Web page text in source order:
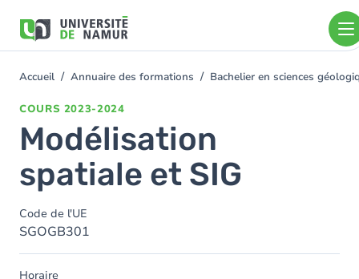
contenu
You
Accueil Annuaire des formations Bachelier en sciences
COURS 2023-2024
Modélisation
spatiale et SIG
Code de l'UE
SGOGB301
Horaire